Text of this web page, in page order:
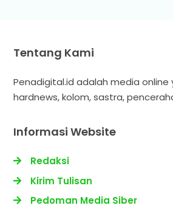
Tentang Kami
Penadigital.id adalah media online
hardnews, kolom, sastra,
Informasi Website
Redaksi
Kirim Tulisan
Pedoman Media Siber